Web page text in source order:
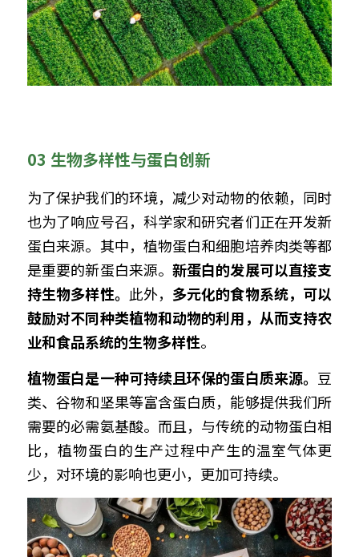
03 生物多样性与蛋白创新
为了保护我们的环境，减少对动物的依赖，同时
也为了响应号召，科学家和研究者们正在开发新
蛋白来源。其中，植物蛋白和细胞培养肉类等都
是重要的新蛋白来源。 新蛋白的发展可以直接支
持生物多样性。 此外， 多元化的食物系统，可以
鼓励对不同种类植物和动物的利用，从而支持农
业和食品系统的生物多样性。
植物蛋白是一种可持续且环保的蛋白质来源。 豆
类、谷物和坚果等富含蛋白质，能够提供我们所
需要的必需氨基酸。而且，与传统的动物蛋白相
比，植物蛋白的生产过程中产生的温室气体更
少，对环境的影响也更小，更加可持续。